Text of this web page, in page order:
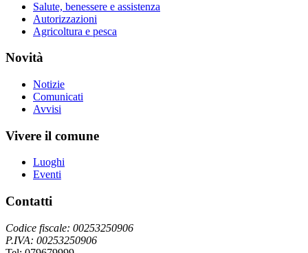
Salute, benessere e assistenza
Autorizzazioni
Agricoltura e pesca
Novità
Notizie
Comunicati
Avvisi
Vivere il comune
Luoghi
Eventi
Contatti
Codice fiscale: 00253250906
P.IVA: 00253250906